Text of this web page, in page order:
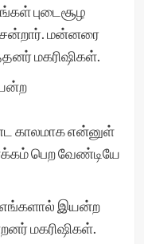
புடைசூழ
மன்னரை
மகரிஷிகள்.
காலமாக என்னுள்
பெற வேண்டியே
இயன்ற
மகரிஷிகள்.